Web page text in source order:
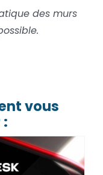
des murs
vous